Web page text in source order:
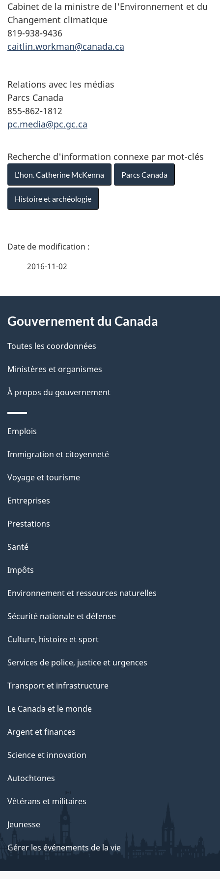
Cabinet de la ministre de l'Environnement et du
Changement climatique
819-938-9436
caitlin.workman@canada.ca
Relations avec les médias
Parcs Canada
855-862-1812
pc.media@pc.gc.ca
Recherche d'information connexe par mot-clés
L'hon. Catherine McKenna Parcs Canada
Histoire et archéologie
D
i
l
s
d
e
l
a
p
a
g
e
2016-11-02
propos
de
ce
site
Gouvernement du Canada
Toutes les coordonnées
Ministères et organismes
À propos du gouvernement
Thèmes
sujets
Emplois
Immigration et citoyenneté
Voyage et tourisme
Entreprises
Prestations
Santé
Impôts
Environnement et ressources naturelles
Sécurité nationale et défense
Culture, histoire et sport
Services de police, justice et urgences
Transport et infrastructure
Le Canada et le monde
Argent et finances
Science et innovation
Autochtones
Vétérans et militaires
Jeunesse
Gérer les événements de la vie